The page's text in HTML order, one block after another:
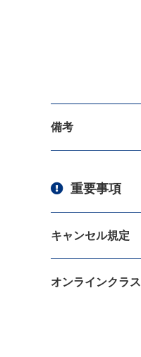
備考
重要事項
キャンセル規定
オンラインクラス